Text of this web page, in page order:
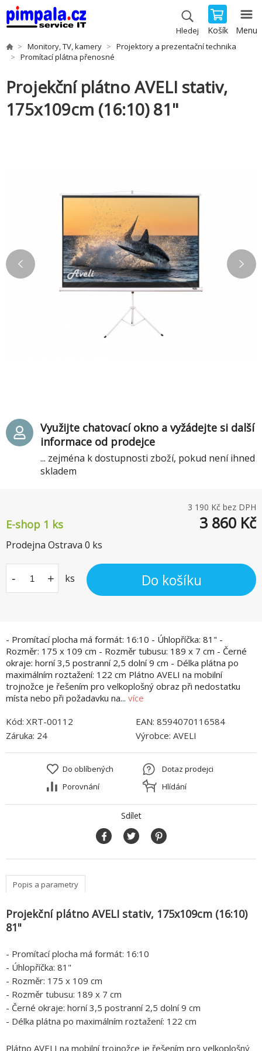
Hledej Košík Menu
Monitory, TV, kamery
Projektory a prezentační technika
Promítací plátna přenosné
Projekční plátno AVELI stativ,
175x109cm (16:10) 81"
- Promítací plocha má formát: 16:10 - Úhlopříčka: 81" -
Rozměr: 175 x 109 cm - Rozměr tubusu: 189 x 7 cm - Černé
okraje: horní 3,5 postranní 2,5 dolní 9 cm - Délka plátna po
maximálním roztažení: 122 cm Plátno AVELI na mobilní
trojnožce je řešením pro velkoplošný obraz při nedostatku
místa nebo při požadavku na... více
3 190 Kč bez DPH
E-shop 1 ks 3 860 Kč
Prodejna Ostrava 0 ks
- + ks Do košíku
Využijte chatovací okno a vyžádejte si další
informace od prodejce
... zejména k dostupnosti zboží, pokud není ihned
skladem
Kód: XRT-00112 EAN: 8594070116584
Záruka: 24 Výrobce: AVELI
Do oblíbených
Porovnání
Dotaz prodejci
Hlídání
Sdílet
Popis a parametry
Projekční plátno AVELI stativ, 175x109cm (16:10)
81"
- Promítací plocha má formát: 16:10
- Úhlopříčka: 81"
- Rozměr: 175 x 109 cm
- Rozměr tubusu: 189 x 7 cm
- Černé okraje: horní 3,5 postranní 2,5 dolní 9 cm
- Délka plátna po maximálním roztažení: 122 cm
Plátno AVELI na mobilní trojnožce je řešením pro velkoplošný